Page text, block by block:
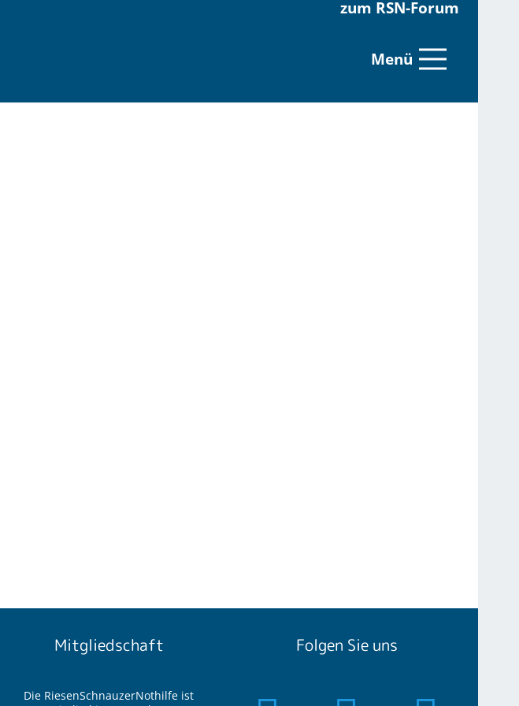
zum RSN-Forum
Menü
Mitgliedschaft
Die RiesenSchnauzerNothilfe ist
Folgen Sie uns